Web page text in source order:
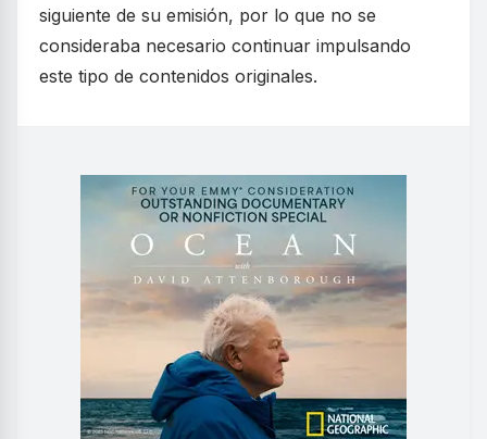
siguiente de su emisión, por lo que no se
consideraba necesario continuar impulsando
este tipo de contenidos originales.